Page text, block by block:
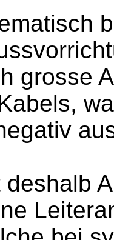
grosse
deshalb